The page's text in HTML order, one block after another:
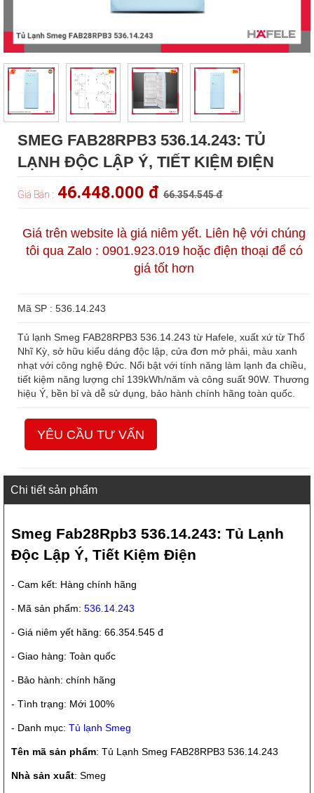
SMEG FAB28RPB3 536.14.243: TỦ
LẠNH ĐỘC LẬP Ý, TIẾT KIỆM ĐIỆN
Giá Bán : 46.448.000 đ 66.354.545 đ
Giá trên website là giá niêm yết. Liên hệ với chúng
tôi qua Zalo : 0901.923.019 hoặc điện thoại để có
giá tốt hơn
Mã SP : 536.14.243
Tủ lạnh Smeg FAB28RPB3 536.14.243 từ Hafele, xuất xứ từ Thổ
Nhĩ Kỳ, sở hữu kiểu dáng độc lập, cửa đơn mở phải, màu xanh
nhạt với công nghệ Đức. Nổi bật với tính năng làm lạnh đa chiều,
tiết kiệm năng lượng chỉ 139kWh/năm và công suất 90W. Thương
hiệu Ý, bền bỉ và dễ sử dụng, bảo hành chính hãng toàn quốc.
YÊU CẦU TƯ VẤN
Chi tiết sản phẩm
Smeg Fab28Rpb3 536.14.243: Tủ Lạnh
Độc Lập Ý, Tiết Kiệm Điện
- Cam kết: Hàng chính hãng
- Mã sản phẩm: 536.14.243
- Giá niêm yết hãng: 66.354.545 đ
- Giao hàng: Toàn quốc
- Bảo hành: chính hãng
- Tình trạng: Mới 100%
- Danh mục: Tủ lạnh Smeg
Tên mã sản phẩm: Tủ Lạnh Smeg FAB28RPB3 536.14.243
Nhà sản xuất: Smeg